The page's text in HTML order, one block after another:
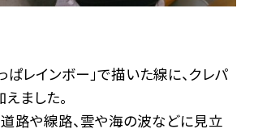
ぱレインボー」で描いた線に、クレパ
ました。
路や線路、雲や海の波などに見立